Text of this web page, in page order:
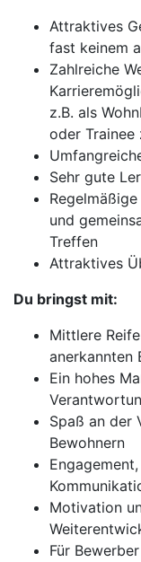
Attraktives
fast keinem
Zahlreiche
z.B. als
oder Trainee
Sehr gute
und
Treffen
Attraktives
Du bringst mit:
Mittlere
anerkannten
Ein hohes
Spaß an der
Bewohnern
Motivation
Für